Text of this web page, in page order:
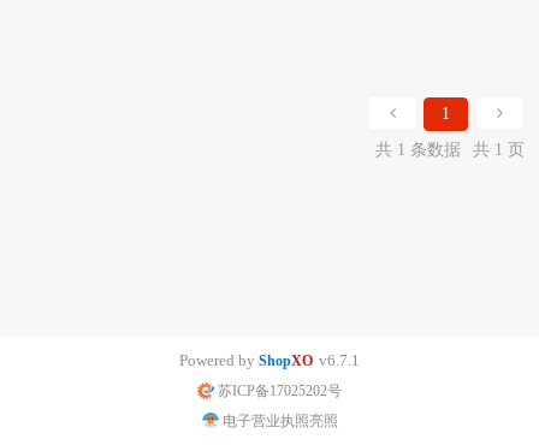
1
共 1 条数据
共 1 页
Powered by ShopXO v6.7.1
苏ICP备17025202号
电子营业执照亮照